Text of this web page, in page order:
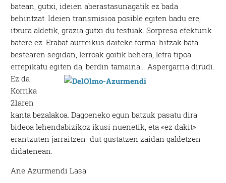
batean, gutxi, ideien aberastasunagatik ez bada
behintzat. Ideien transmisioa posible egiten badu ere,
itxura aldetik, grazia gutxi du testuak. Sorpresa efekturik
batere ez. Erabat aurreikus daiteke forma: hitzak bata
bestearen segidan, lerroak goitik behera, letra tipoa
errepikatu egiten da, berdin tamaina… Aspergarria dirudi.
Ez da
Korrika
21aren
kanta bezalakoa. Dagoeneko egun batzuk pasatu dira
bideoa lehendabizikoz ikusi nuenetik, eta «ez dakit»
erantzuten jarraitzen dut gustatzen zaidan galdetzen
didatenean.
Ane Azurmendi Lasa